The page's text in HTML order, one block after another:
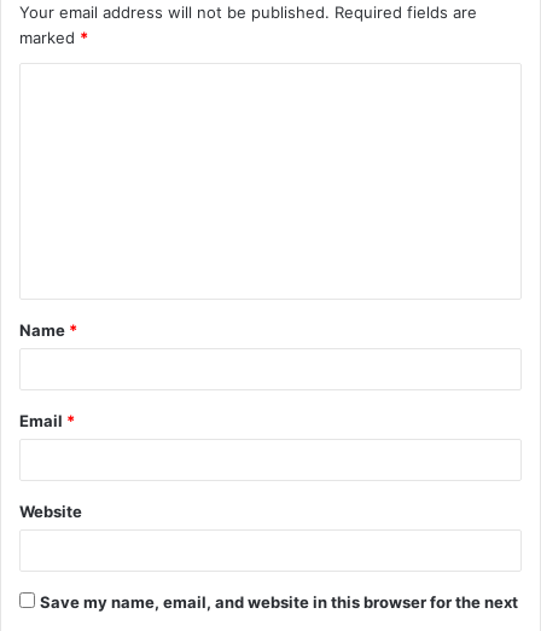
Your email address will not be published. Required fields are
marked *
t
*
Name *
Email *
Website
Save my name, email, and website in this browser for the next